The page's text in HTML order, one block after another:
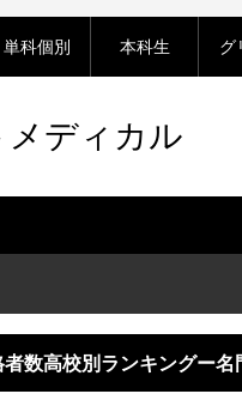
単科個別 本科生 グ
メディカル
数高校別ランキングー